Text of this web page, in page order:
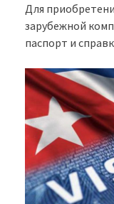
Для
зарубежной
паспорт и